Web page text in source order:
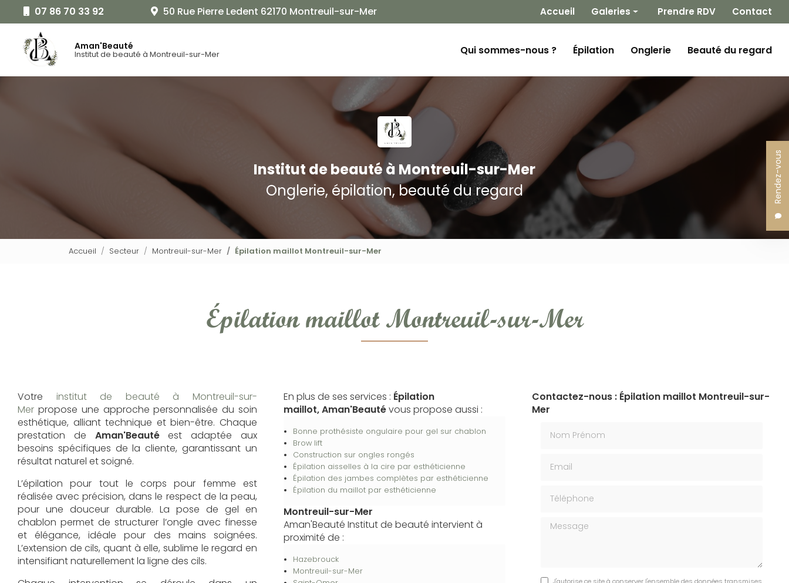
contenu
principal
07 86 70 33 92 50 Rue Pierre Ledent 62170 Montreuil-sur-Mer
Aman'Beauté
Institut de beauté à Montreuil-sur-Mer
Rendez-vous
Navigation secondaire
Accueil
Galeries
Onglerie
Beauté du regard
Prendre RDV Contact
Qui sommes-nous ?
Épilation Onglerie Beauté du regard
Institut de beauté à Montreuil-sur-Mer
Onglerie, épilation, beauté du regard
Accueil Secteur Montreuil-sur-Mer Épilation maillot Montreuil-sur-Mer
Épilation maillot Montreuil-sur-Mer
Votre institut de beauté à Montreuil-sur-
Mer propose une approche personnalisée du soin
esthétique, alliant technique et bien-être. Chaque
prestation de Aman'Beautéest adaptée aux
besoins spécifiques de la cliente, garantissant un
résultat naturel et soigné.
L’épilation pour tout le corps pour femme est
réalisée avec précision, dans le respect de la peau,
pour une douceur durable. La pose de gel en
chablon permet de structurer l’ongle avec finesse
et élégance, idéale pour des mains soignées.
L’extension de cils, quant à elle, sublime le regard en
intensifiant naturellement la ligne des cils.
En plus de ses services : Épilation
maillot, Aman'Beautévous propose aussi :
Bonne prothésiste ongulaire pour gel sur chablon
Brow lift
Construction sur ongles rongés
Épilation aisselles à la cire par esthéticienne
Épilation des jambes complètes par esthéticienne
Épilation du maillot par esthéticienne
Montreuil-sur-Mer
Aman'Beauté Institut de beauté intervient à
proximité de :
Hazebrouck
Montreuil-sur-Mer
Contactez-nous : Épilation maillot Montreuil-sur-
Mer
Message
J'autorise ce site à conserver l'ensemble des données transmises